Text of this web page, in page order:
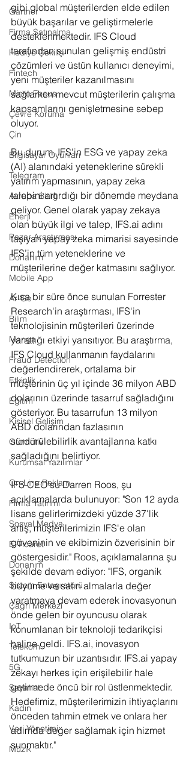
Gartner
Firma Satınalma
Hediye Çekilişi
Fintech
Micro Focus
Çevre Koruma
Çin
Bilgisayar Oyunları
Telegram
Avrupa Birliği
Enerji
Pazar Araştırması
Donanım
Mobile App
Ar-Ge
Bilim
Manga
Fraud Detection
Etkinlik
Eğitim
Kişisel Gelişim
Otomotiv
Kurumsal Yazılımlar
On-Line Reklam
Firma Yatırımı
Sosyal Medya
E-Ticaret
Donanım
Sistem Entegratörü
Çağrı Merkezi
IoT
Telekom
5G
Seyahat
Kadın
Veri Yönetimi
Müzik
gibi global müşterilerden elde edilen
büyük başarılar ve geliştirmelerle
desteklenmektedir. IFS Cloud
tarafından sunulan gelişmiş endüstri
çözümleri ve üstün kullanıcı deneyimi,
yeni müşteriler kazanılmasını
sağlarken mevcut müşterilerin çalışma
kapsamlarını genişletmesine sebep
oluyor.
Bu durum, IFS'in ESG ve yapay zeka
(AI) alanındaki yeteneklerine sürekli
yatırım yapmasının, yapay zeka
talebini artırdığı bir dönemde meydana
geliyor. Genel olarak yapay zekaya
olan büyük ilgi ve talep, IFS.ai adını
taşıyan yapay zeka mimarisi sayesinde
IFS’in tüm yeteneklerine ve
müşterilerine değer katmasını sağlıyor.
Kısa bir süre önce sunulan Forrester
Research'in araştırması, IFS'in
teknolojisinin müşterileri üzerinde
yarattığı etkiyi yansıtıyor. Bu araştırma,
IFS Cloud kullanmanın faydalarını
değerlendirerek, ortalama bir
müşterinin üç yıl içinde 36 milyon ABD
dolarının üzerinde tasarruf sağladığını
gösteriyor. Bu tasarrufun 13 milyon
ABD dolarından fazlasının
sürdürülebilirlik avantajlarına katkı
sağladığını belirtiyor.
IFS CEO'su Darren Roos, şu
açıklamalarda bulunuyor: "Son 12 ayda
lisans gelirlerimizdeki yüzde 37'lik
artış, müşterilerimizin IFS'e olan
güveninin ve ekibimizin özverisinin bir
göstergesidir." Roos, açıklamalarına şu
şekilde devam ediyor: "IFS, organik
büyüme ve satın almalarla değer
yaratmaya devam ederek inovasyonun
önde gelen bir oyuncusu olarak
konumlanan bir teknoloji tedarikçisi
haline geldi. IFS.ai, inovasyon
tutkumuzun bir uzantısıdır. IFS.ai yapay
zekayı herkes için erişilebilir hale
getirmede öncü bir rol üstlenmektedir.
Hedefimiz, müşterilerimizin ihtiyaçlarını
önceden tahmin etmek ve onlara her
adımda değer sağlamak için hizmet
sunmaktır."